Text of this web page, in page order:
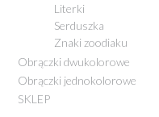
Literki
Serduszka
Znaki zoodiaku
Obrączki dwukolorowe
Obrączki jednokolorowe
SKLEP